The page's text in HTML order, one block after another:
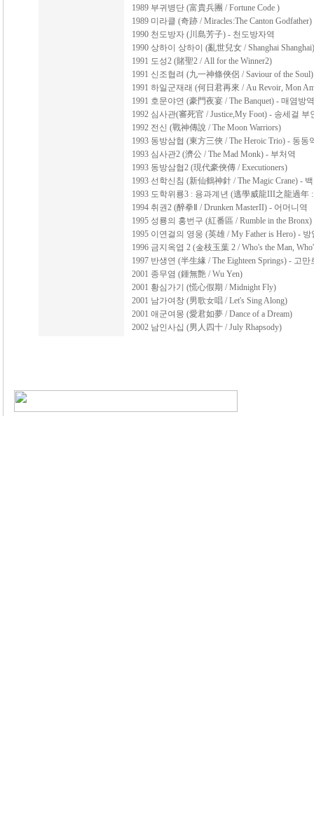
1989 부귀병단 (富貴兵團 / Fortune Code )
1989 미라클 (奇跡 / Miracles:The Canton Godfather)
1990 천도방자 (川島芳子) - 천도방자역
1990 상하이 상하이 (亂世兒女 / Shanghai
1991 도성2 (賭聖2 / All for the Winner2)
1991 신조협려 (九一神條俠侶 / Saviour of the
1991 하일군재래 (何日君再來 / Au Revoir, Mon
1991 호문야연 (豪門夜宴 / The Banquet) - 매염방역
1992 심사관(審死官 / Justice,My Foot) - 송세걸 부
1992 전신 (戰神傳說 / The Moon Warriors)
1993 동방삼협 (東方三俠 / The Heroic Trio) - 동동
1993 심사관2 (濟公 / The Mad Monk) - 부처역
1993 동방삼협2 (現代豪俠傳 / Executioners)
1993 선학신침 (新仙鶴神針 / The Magic Crane) -
1993 도학위룡3 : 용과계년 (逃學威龍III之龍過年 :
1994 취권2 (醉拳Ⅱ / Drunken MasterII) - 어머니역
1995 성룡의 홍번구 (紅番區 / Rumble in the
1995 이연걸의 영웅 (英雄 / My Father is Hero) -
1996 금지옥엽 2 (金枝玉葉 2 / Who's the Man,
1997 반생연 (半生緣 / The Eighteen Springs) - 고만
2001 종무염 (鍾無艶 / Wu Yen)
2001 황심가기 (慌心假期 / Midnight Fly)
2001 남가여창 (男歌女唱 / Let's Sing Along)
2001 애군여몽 (愛君如夢 / Dance of a Dream)
2002 남인사십 (男人四十 / July Rhapsody)